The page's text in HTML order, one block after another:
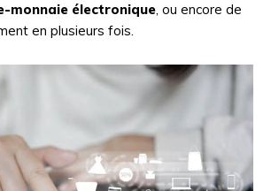
monnaie électronique, ou encore de
en plusieurs fois.